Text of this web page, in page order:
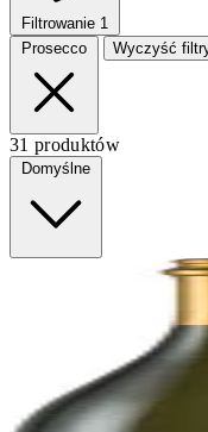
Filtrowanie 1
Prosecco
Wyczyść
31 produktów
Domyślne